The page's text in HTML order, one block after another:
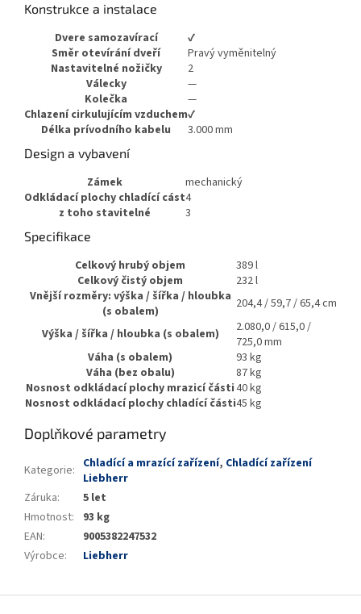
Konstrukce a instalace
Dvere samozavírací
✔
Směr otevírání dveří
Pravý vyměnitelný
Nastavitelné nožičky
2
Válecky
—
Kolečka
—
Chlazení cirkulujícím vzduchem✔
Délka prívodního kabelu
3.000 mm
Design a vybavení
Zámek
mechanický
Odkládací plochy chladící cást4
z toho stavitelné
3
Specifikace
Celkový hrubý objem
389 l
Celkový čistý objem
232 l
Vnější rozměry: výška / šířka / hloubka
(s obalem)
204,4 / 59,7 / 65,4 cm
Výška / šířka / hloubka (s obalem)
2.080,0 / 615,0 /
725,0 mm
Váha (s obalem)
93 kg
Váha (bez obalu)
87 kg
Nosnost odkládací plochy mrazicí části40 kg
Nosnost odkládací plochy chladící části45 kg
Doplňkové parametry
Kategorie: Chladící a mrazící zařízení, Chladící zařízení
Liebherr
Záruka:
5 let
Hmotnost:
93 kg
EAN:
9005382247532
Výrobce: Liebherr